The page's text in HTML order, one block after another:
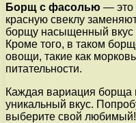
Борщ с фасолью — это
красную свеклу
борщу насыщенный вкус
Кроме того, в таком
овощи, такие как
питательности.
Каждая вариация борща
уникальный вкус.
выберите свой любимый!